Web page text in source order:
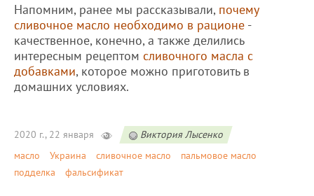
Напомним, ранее мы рассказывали, почему
сливочное масло необходимо в рационе -
качественное, конечно, а также делились
интересным рецептом сливочного масла с
добавками, которое можно приготовить в
домашних условиях.
2020 г., 22 января
Виктория Лысенко
масло
Украина сливочное масло
пальмовое масло
подделка
фальсификат